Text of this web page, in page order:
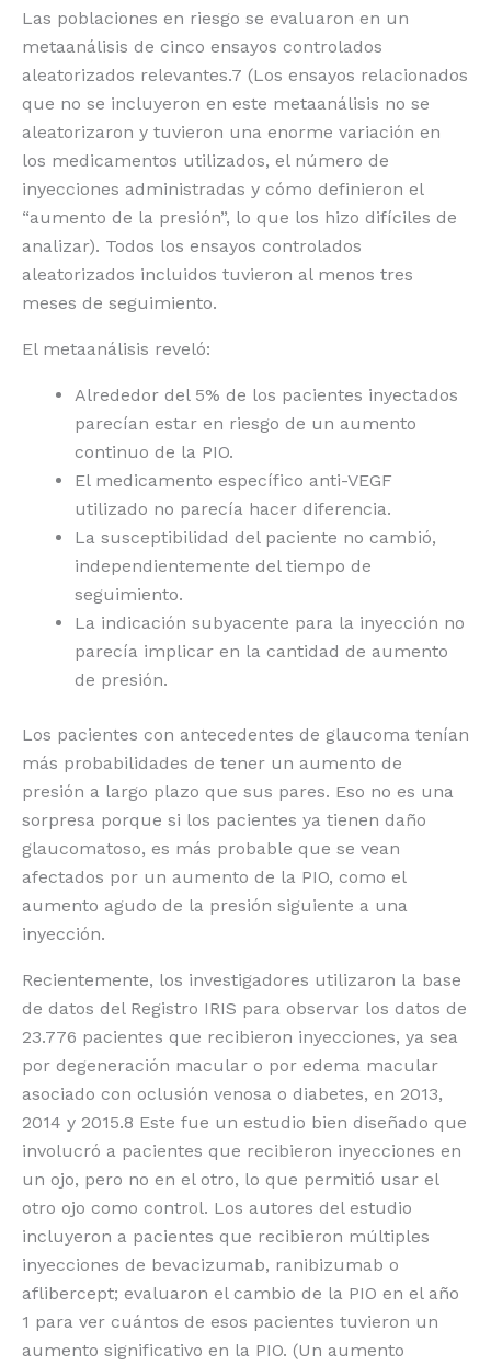
Las poblaciones en riesgo se evaluaron en un
metaanálisis de cinco ensayos controlados
aleatorizados relevantes.7 (Los ensayos relacionados
que no se incluyeron en este metaanálisis no se
aleatorizaron y tuvieron una enorme variación en
los medicamentos utilizados, el número de
inyecciones administradas y cómo definieron el
“aumento de la presión”, lo que los hizo difíciles de
analizar). Todos los ensayos controlados
aleatorizados incluidos tuvieron al menos tres
meses de seguimiento.
El metaanálisis reveló:
Alrededor del 5% de los pacientes inyectados
parecían estar en riesgo de un aumento
continuo de la PIO.
El medicamento específico anti-VEGF
utilizado no parecía hacer diferencia.
La susceptibilidad del paciente no cambió,
independientemente del tiempo de
seguimiento.
La indicación subyacente para la inyección no
parecía implicar en la cantidad de aumento
de presión.
Los pacientes con antecedentes de glaucoma tenían
más probabilidades de tener un aumento de
presión a largo plazo que sus pares. Eso no es una
sorpresa porque si los pacientes ya tienen daño
glaucomatoso, es más probable que se vean
afectados por un aumento de la PIO, como el
aumento agudo de la presión siguiente a una
inyección.
Recientemente, los investigadores utilizaron la base
de datos del Registro IRIS para observar los datos de
23.776 pacientes que recibieron inyecciones, ya sea
por degeneración macular o por edema macular
asociado con oclusión venosa o diabetes, en 2013,
2014 y 2015.8 Este fue un estudio bien diseñado que
involucró a pacientes que recibieron inyecciones en
un ojo, pero no en el otro, lo que permitió usar el
otro ojo como control. Los autores del estudio
incluyeron a pacientes que recibieron múltiples
inyecciones de bevacizumab, ranibizumab o
aflibercept; evaluaron el cambio de la PIO en el año
1 para ver cuántos de esos pacientes tuvieron un
aumento significativo en la PIO. (Un aumento